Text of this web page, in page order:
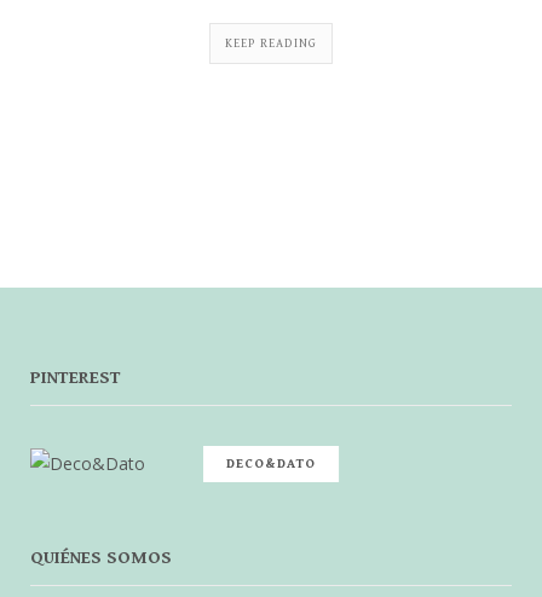
KEEP READING
PINTEREST
DECO&DATO
QUIÉNES SOMOS